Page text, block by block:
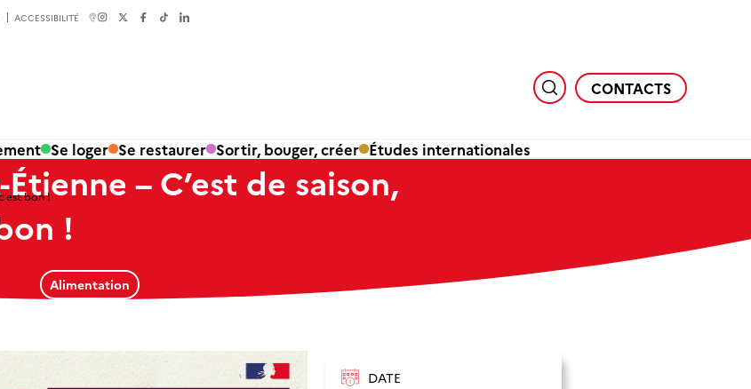
ACCESSIBILITÉ
CONTACTS
Se loger Se restaurer Sortir, bouger, créer Études internationales
bon !
– C’est de saison,
!
Alimentation
DATE